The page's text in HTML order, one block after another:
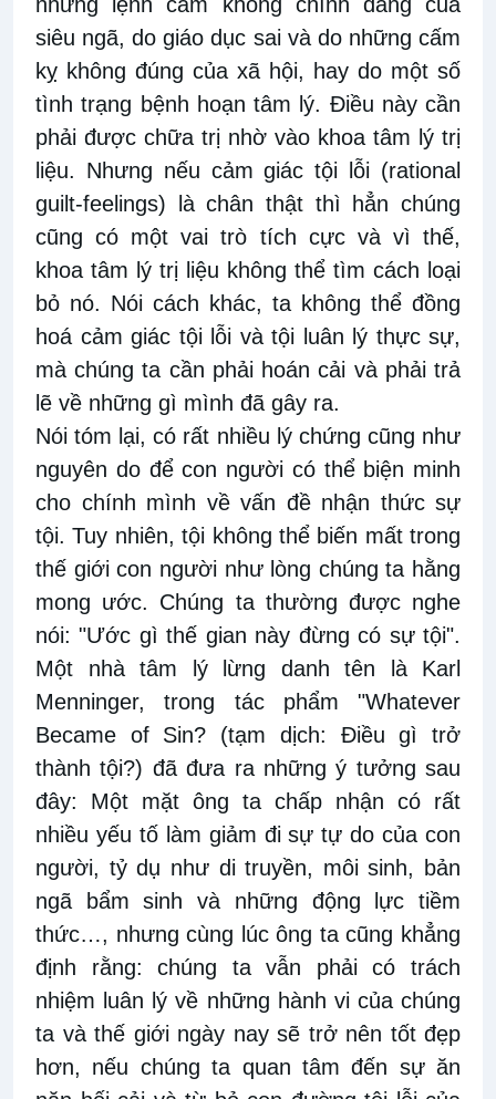
siêu ngã, do giáo dục sai và do những cấm
kỵ không đúng của xã hội, hay do một số
tình trạng bệnh hoạn tâm lý. Điều này cần
phải được chữa trị nhờ vào khoa tâm lý trị
liệu. Nhưng nếu cảm giác tội lỗi (rational
guilt-feelings) là chân thật thì hẳn chúng
cũng có một vai trò tích cực và vì thế,
khoa tâm lý trị liệu không thể tìm cách loại
bỏ nó. Nói cách khác, ta không thể đồng
hoá cảm giác tội lỗi và tội luân lý thực sự,
mà chúng ta cần phải hoán cải và phải trả
lẽ về những gì mình đã gây ra.
Nói tóm lại, có rất nhiều lý chứng cũng như
nguyên do để con người có thể biện minh
cho chính mình về vấn đề nhận thức sự
tội. Tuy nhiên, tội không thể biến mất trong
thế giới con người như lòng chúng ta hằng
mong ước. Chúng ta thường được nghe
nói: "Ước gì thế gian này đừng có sự tội".
Một nhà tâm lý lừng danh tên là Karl
Menninger, trong tác phẩm "Whatever
Became of Sin? (tạm dịch: Điều gì trở
thành tội?) đã đưa ra những ý tưởng sau
đây: Một mặt ông ta chấp nhận có rất
nhiều yếu tố làm giảm đi sự tự do của con
người, tỷ dụ như di truyền, môi sinh, bản
ngã bẩm sinh và những động lực tiềm
thức…, nhưng cùng lúc ông ta cũng khẳng
định rằng: chúng ta vẫn phải có trách
nhiệm luân lý về những hành vi của chúng
ta và thế giới ngày nay sẽ trở nên tốt đẹp
hơn, nếu chúng ta quan tâm đến sự ăn